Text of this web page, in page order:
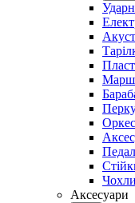
Аксесуари